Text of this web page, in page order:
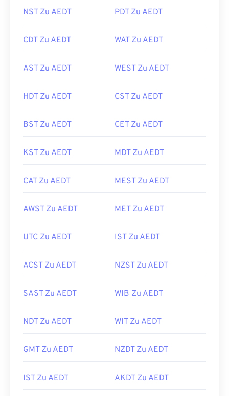
NST Zu AEDT PDT Zu AEDT
CDT Zu AEDT WAT Zu AEDT
AST Zu AEDT WEST Zu AEDT
HDT Zu AEDT CST Zu AEDT
BST Zu AEDT CET Zu AEDT
KST Zu AEDT MDT Zu AEDT
CAT Zu AEDT MEST Zu AEDT
AWST Zu AEDT MET Zu AEDT
UTC Zu AEDT IST Zu AEDT
ACST Zu AEDT NZST Zu AEDT
SAST Zu AEDT WIB Zu AEDT
NDT Zu AEDT WIT Zu AEDT
GMT Zu AEDT NZDT Zu AEDT
IST Zu AEDT AKDT Zu AEDT